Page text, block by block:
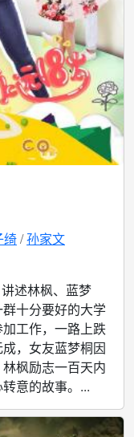
绮 孙家文
述林枫、蓝梦
十分要好的大学
工作，一路上跌
，女友蓝梦桐因
枫励志一百天内
意的故事。...